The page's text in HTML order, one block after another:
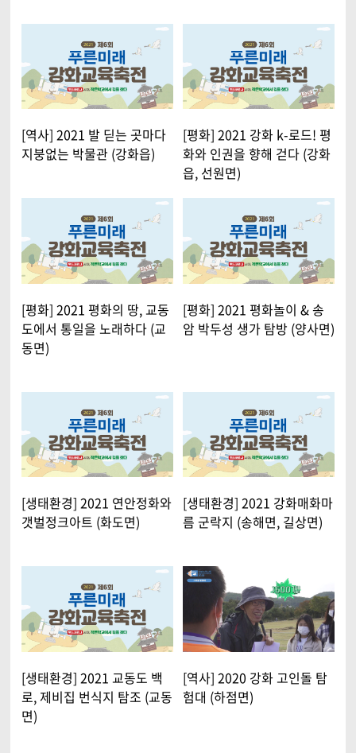
[역사] 2021 발 딛는 곳마다
지붕없는 박물관 (강화읍)
[평화] 2021 강화 k-로드! 평
화와 인권을 향해 걷다 (강화
읍, 선원면)
[평화] 2021 평화의 땅, 교동
도에서 통일을 노래하다 (교
동면)
[평화] 2021 평화놀이 & 송
암 박두성 생가 탐방 (양사면)
[생태환경] 2021 연안정화와
갯벌정크아트 (화도면)
[생태환경] 2021 강화매화마
름 군락지 (송해면, 길상면)
[생태환경] 2021 교동도 백
로, 제비집 번식지 탐조 (교동
면)
[역사] 2020 강화 고인돌 탐
험대 (하점면)